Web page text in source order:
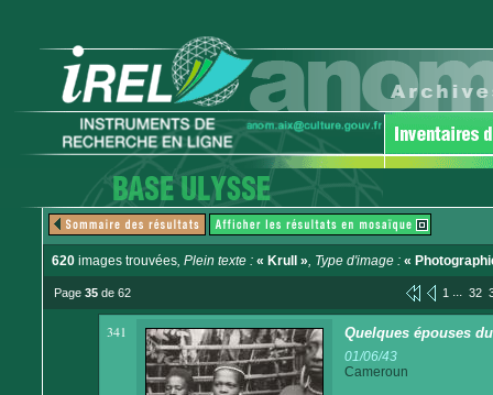
620 images trouvées, Plein texte : « Krull », Type d'image : «
Page 35 de 62 1 ... 32
341 Quelques épouses
01/06/43
Cameroun